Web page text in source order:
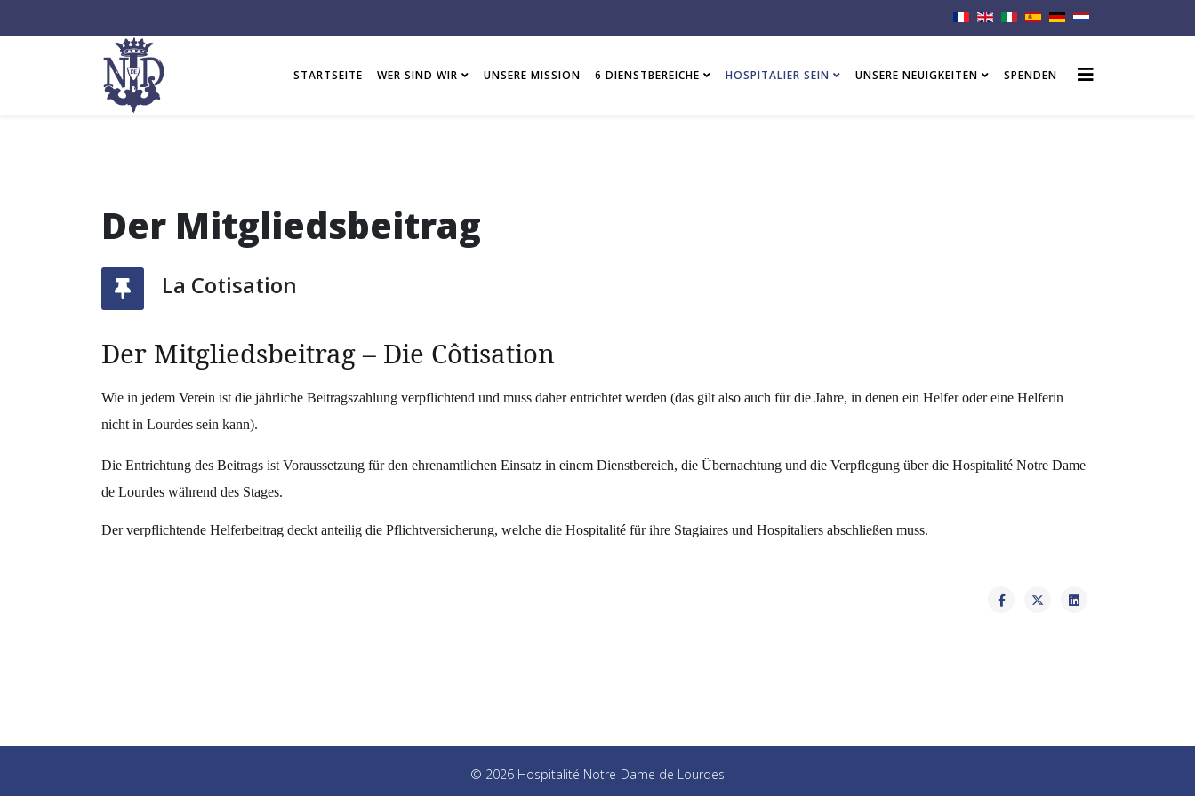
STARTSEITE WER SIND WIR UNSERE MISSION 6 DIENSTBEREICHE HOSPITALIER SEIN UNSERE NEUIGKEITEN SPENDEN
Der Mitgliedsbeitrag
La Cotisation
Der Mitgliedsbeitrag – Die Côtisation
Wie in jedem Verein ist die jährliche Beitragszahlung verpflichtend und muss daher entrichtet werden (das gilt also auch für die Jahre, in denen ein Helfer oder eine Helferin
nicht in Lourdes sein kann).
Die Entrichtung des Beitrags ist Voraussetzung für den ehrenamtlichen Einsatz in einem Dienstbereich, die Übernachtung und die Verpflegung über die Hospitalité Notre Dame
de Lourdes während des Stages.
Der verpflichtende Helferbeitrag deckt anteilig die Pflichtversicherung, welche die Hospitalité für ihre Stagiaires und Hospitaliers abschließen muss.
© 2026 Hospitalité Notre-Dame de Lourdes